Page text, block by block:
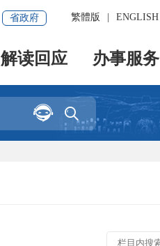
繁體版 ENGLISH
省政府
解读回应 办事服务

